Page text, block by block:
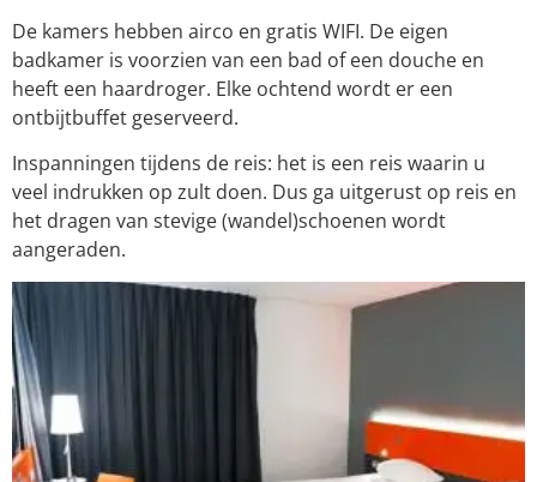
De kamers hebben airco en gratis WIFI. De eigen
badkamer is voorzien van een bad of een douche en
heeft een haardroger. Elke ochtend wordt er een
ontbijtbuffet geserveerd.
Inspanningen tijdens de reis: het is een reis waarin u
veel indrukken op zult doen. Dus ga uitgerust op reis en
het dragen van stevige (wandel)schoenen wordt
aangeraden.